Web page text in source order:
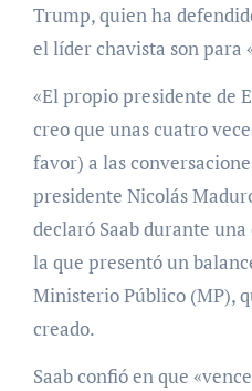
Trump, quien ha
el líder chavista son para
«El propio presidente de
creo que unas cuatro
favor) a las
presidente Nicolás
declaró Saab durante
la que presentó un
Ministerio Público (MP),
creado.
Saab confió en que